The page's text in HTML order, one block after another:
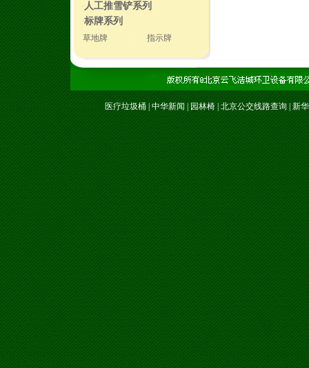
· 人工推雪铲系列
·标牌系列
草地牌 指示牌
医疗垃圾桶| 中华新闻 | 园林椅| 北京公交线路查询 新